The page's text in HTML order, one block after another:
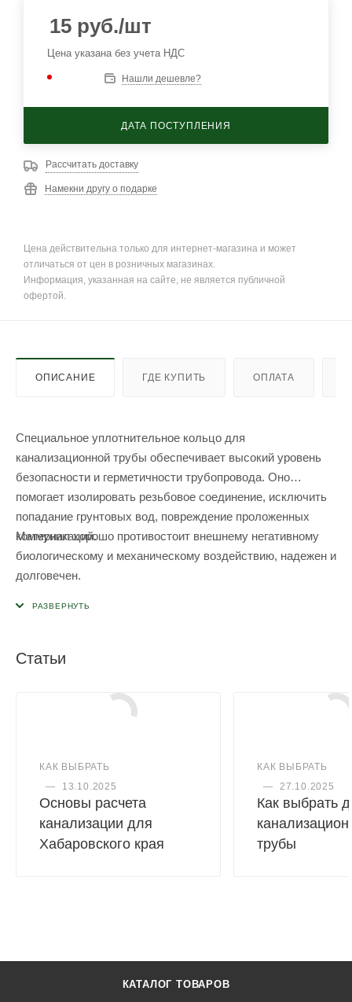
15 руб./шт
Цена указана без учета НДС
Нашли дешевле?
ДАТА ПОСТУПЛЕНИЯ
Рассчитать доставку
Намекни другу о подарке
Цена действительна только для интернет-магазина и может
отличаться от цен в розничных магазинах.
Информация, указанная на сайте, не является публичной
офертой.
ОПИСАНИЕ ГДЕ КУПИТЬ ОПЛАТА
Специальное уплотнительное кольцо для
канализационной трубы обеспечивает высокий уровень
безопасности и герметичности трубопровода. Оно
помогает изолировать резьбовое соединение, исключить
попадание грунтовых вод, повреждение проложенных
коммуникаций.
Материал хорошо противостоит внешнему негативному
биологическому и механическому воздействию, надежен и
долговечен.
Статьи
КАК ВЫБРАТЬ
—
13.10.2025
Основы расчета
канализации для
Хабаровского края
КАК ВЫБРАТЬ
—
27.10.2025
Как выбрать
трубы
КАТАЛОГ ТОВАРОВ